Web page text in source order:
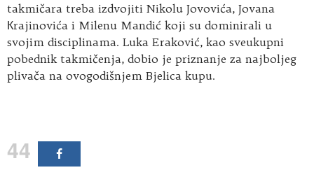
takmičara treba izdvojiti Nikolu Jovovića, Jovana
Кrajinovića i Milenu Mandić koji su dominirali u
svojim disciplinama. Luka Eraković, kao sveukupni
pobednik takmičenja, dobio je priznanje za najboljeg
plivača na ovogodišnjem Bjelica kupu.
44